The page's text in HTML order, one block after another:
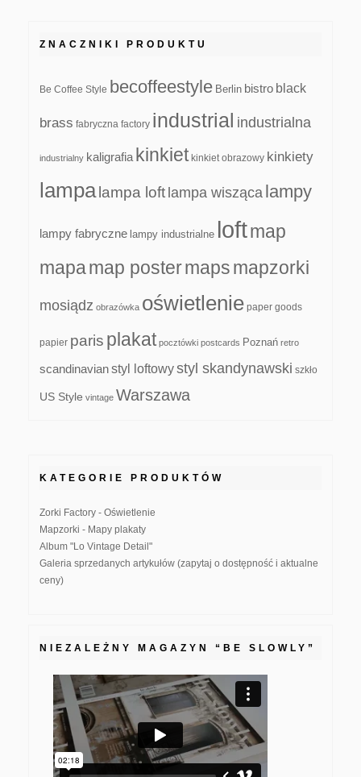
ZNACZNIKI PRODUKTU
Be Coffee Style becoffeestyle Berlin bistro black
brass fabryczna factory industrial industrialna
industrialny kaligrafia kinkiet kinkiet obrazowy kinkiety
lampa lampa loft lampa wisząca lampy
lampy fabryczne lampy industrialne loftmap
mapamap postermapsmapzorki
mosiądz obrazówka oświetlenie paper goods
papier paris plakat pocztówki postcards Poznań retro
scandinavianstyl loftowystyl skandynawski szkło
US Style vintage Warszawa
KATEGORIE PRODUKTÓW
Zorki Factory - Oświetlenie
Mapzorki - Mapy plakaty
Album "Lo Vintage Detail"
Galeria sprzedanych artykułów (zapytaj o dostępność i aktualne
ceny)
NIEZALEŻNY MAGAZYN “BE SLOWLY”